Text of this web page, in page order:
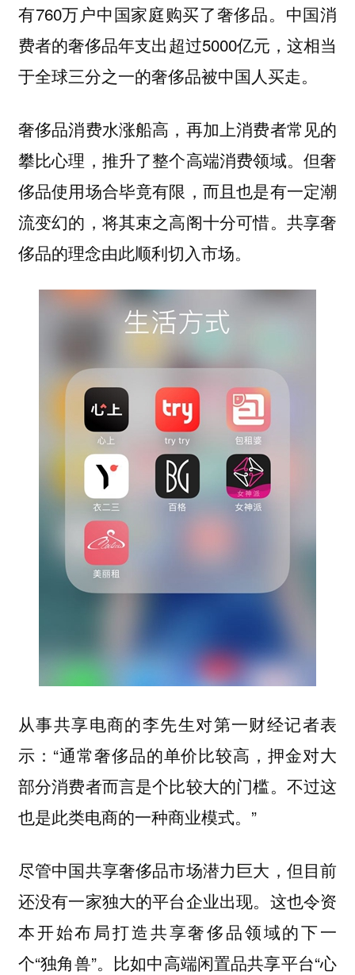
有760万户中国家庭购买了奢侈品。中国消
费者的奢侈品年支出超过5000亿元，这相当
于全球三分之一的奢侈品被中国人买走。
奢侈品消费水涨船高，再加上消费者常见的
攀比心理，推升了整个高端消费领域。但奢
侈品使用场合毕竟有限，而且也是有一定潮
流变幻的，将其束之高阁十分可惜。共享奢
侈品的理念由此顺利切入市场。
从事共享电商的李先生对第一财经记者表
示：“通常奢侈品的单价比较高，押金对大
部分消费者而言是个比较大的门槛。不过这
也是此类电商的一种商业模式。”
尽管中国共享奢侈品市场潜力巨大，但目前
还没有一家独大的平台企业出现。这也令资
本开始布局打造共享奢侈品领域的下一
个“独角兽”。比如中高端闲置品共享平台“心